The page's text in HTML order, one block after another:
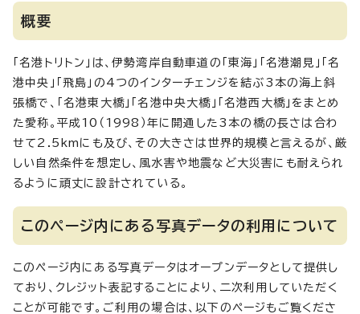
概要
「名港トリトン」は、伊勢湾岸自動車道の「東海」「名港潮見」「名
港中央」「飛島」の4つのインターチェンジを結ぶ3本の海上斜
張橋で、「名港東大橋」「名港中央大橋」「名港西大橋」をまとめ
た愛称。平成10（1998）年に開通した3本の橋の長さは合わ
せて2.5kmにも及び、その大きさは世界的規模と言えるが、厳
しい自然条件を想定し、風水害や地震など大災害にも耐えられ
るように頑丈に設計されている。
このページ内にある写真データの利用について
このページ内にある写真データはオープンデータとして提供し
ており、クレジット表記することにより、二次利用していただく
ことが可能です。ご利用の場合は、以下のページもご覧くださ